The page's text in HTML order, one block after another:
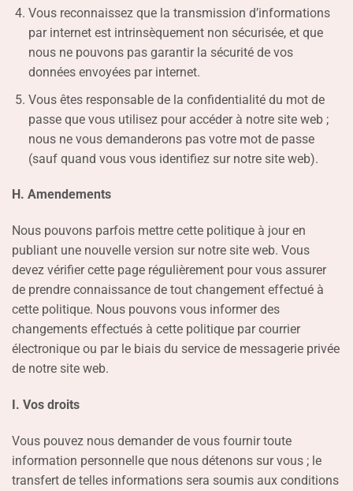
Vous reconnaissez que la transmission d’informations
par internet est intrinsèquement non sécurisée, et que
nous ne pouvons pas garantir la sécurité de vos
données envoyées par internet.
Vous êtes responsable de la confidentialité du mot de
passe que vous utilisez pour accéder à notre site web ;
nous ne vous demanderons pas votre mot de passe
(sauf quand vous vous identifiez sur notre site web).
H. Amendements
Nous pouvons parfois mettre cette politique à jour en
publiant une nouvelle version sur notre site web. Vous
devez vérifier cette page régulièrement pour vous assurer
de prendre connaissance de tout changement effectué à
cette politique. Nous pouvons vous informer des
changements effectués à cette politique par courrier
électronique ou par le biais du service de messagerie privée
de notre site web.
I. Vos droits
Vous pouvez nous demander de vous fournir toute
information personnelle que nous détenons sur vous ; le
transfert de telles informations sera soumis aux conditions